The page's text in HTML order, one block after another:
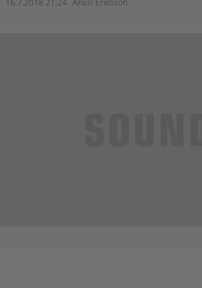
16.7.2018 21:24 Anssi Eriksson